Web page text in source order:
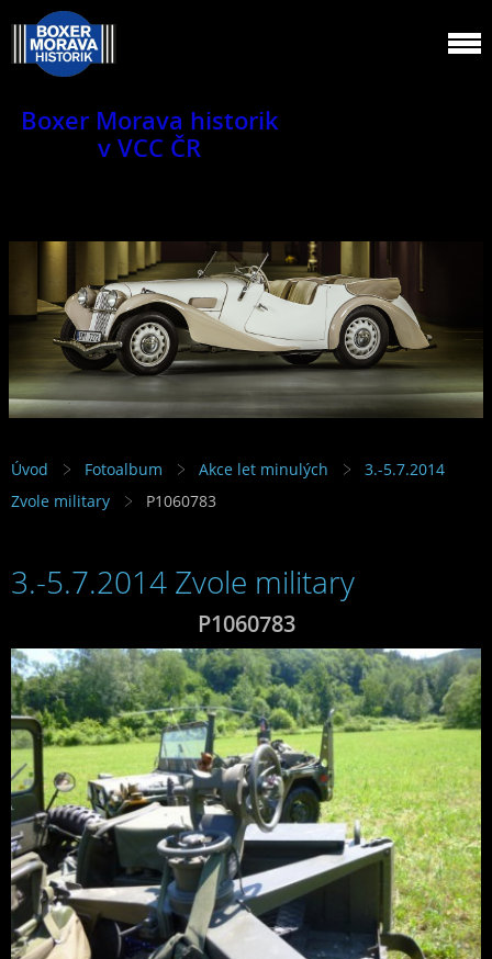
Boxer Morava historik
v VCC ČR
Jsme klub veteránů.
Úvod Fotoalbum Akce let minulých
3.-5.7.2014
Zvole military
P1060783
3.-5.7.2014 Zvole military
P1060783